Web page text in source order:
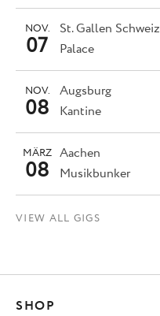
St. Gallen Schweiz
NOV.
07 Palace
Augsburg
NOV.
08 Kantine
Aachen
MÄRZ
08 Musikbunker
VIEW ALL GIGS
SHOP